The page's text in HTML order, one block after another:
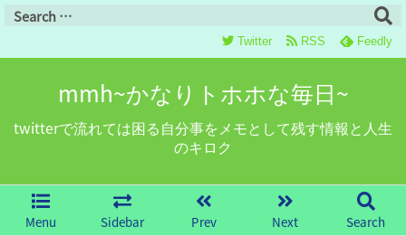
mmh~かなりトホホな毎日~
twitterで流れては困る自分事をメモとして残す情報と人生
のキロク
Menu Sidebar Prev Next Search
Twitter RSS Feedly